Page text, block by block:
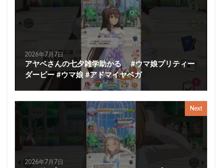
2026年7月7日
アヤベさんの七夕雑学助かる #ウマ娘プリティー
ダービー #ウマ娘 #アドマイヤベガ
Next
2026年7月7日